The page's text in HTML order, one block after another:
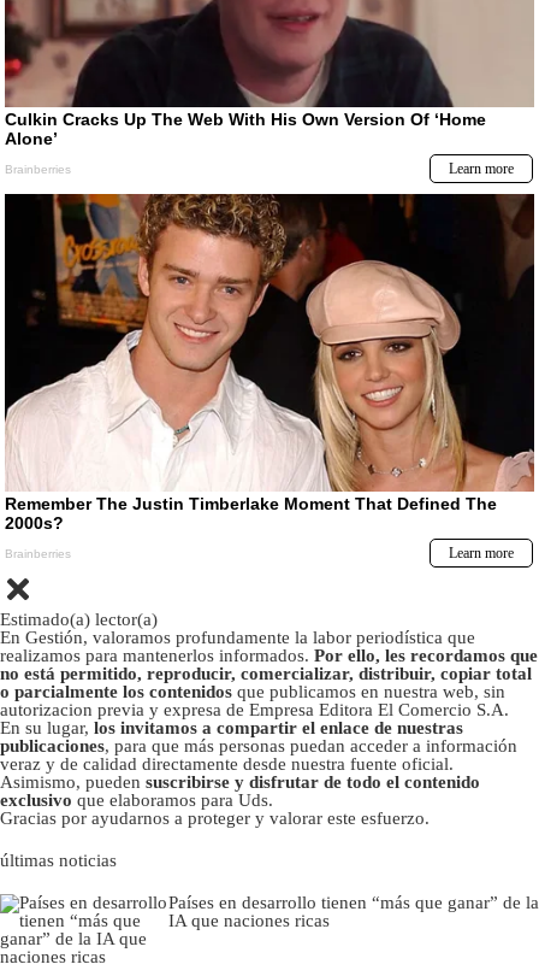
Estimado(a) lector(a)
En Gestión, valoramos profundamente la labor periodística que
realizamos para mantenerlos informados. Por ello, les recordamos que
no está permitido, reproducir, comercializar, distribuir, copiar total
o parcialmente los contenidos que publicamos en nuestra web, sin
autorizacion previa y expresa de Empresa Editora El Comercio S.A.
En su lugar, los invitamos a compartir el enlace de nuestras
publicaciones, para que más personas puedan acceder a información
veraz y de calidad directamente desde nuestra fuente oficial.
Asimismo, pueden suscribirse y disfrutar de todo el contenido
exclusivo que elaboramos para Uds.
Gracias por ayudarnos a proteger y valorar este esfuerzo.
últimas noticias
Países en desarrollo tienen “más que ganar” de la
IA que naciones ricas